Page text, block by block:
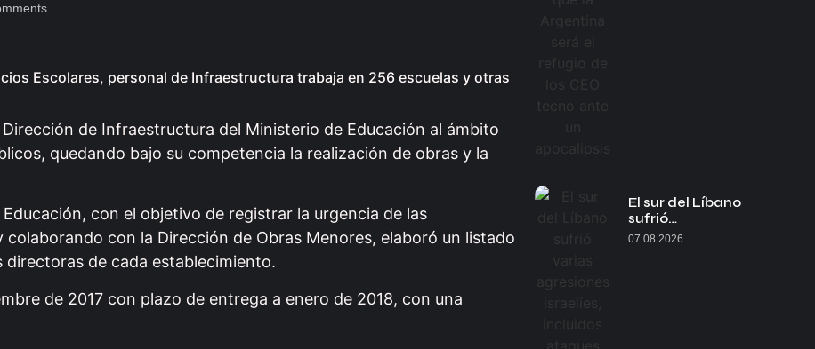
Escolares, personal de Infraestructura trabaja en 256 escuelas y otras
de Infraestructura del Ministerio de Educación al ámbito
quedando bajo su competencia la realización de obras y la
con el objetivo de registrar la urgencia de las
con la Dirección de Obras Menores, elaboró un listado
de cada establecimiento.
de 2017 con plazo de entrega a enero de 2018, con una
El sur del Líbano
sufrió…
07.08.2026